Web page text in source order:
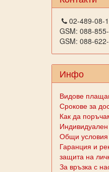
02-489-08-
GSM: 088-
GSM: 088-
Инфо
Видове
Срокове за
Как да
Общи условия
Гаранция и
защита на
За връзка с